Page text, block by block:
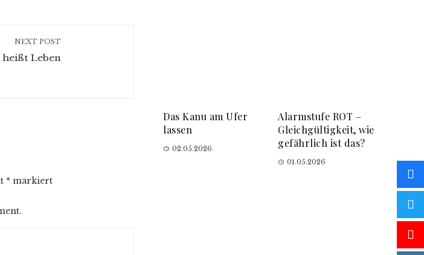
NEXT POST
heißt Leben
* markiert
Das Kanu am Ufer
lassen
02.05.2026
Alarmstufe ROT –
Gleichgültigkeit, wie
gefährlich ist das?
01.05.2026